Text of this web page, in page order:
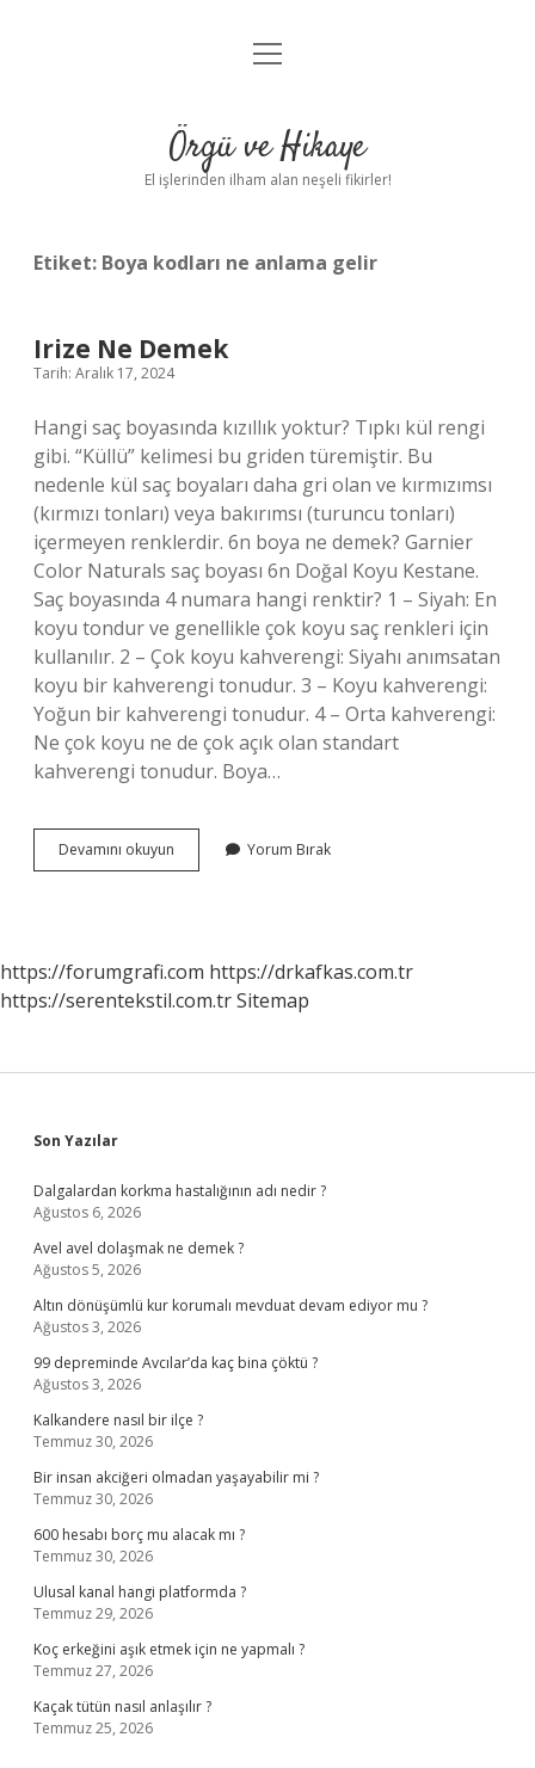
Anasayfa
Yasal Uyarı
menüyü
Örgü ve Hikaye
El işlerinden ilham alan neşeli fikirler!
Etiket: Boya kodları ne anlama gelir
Irize Ne Demek
Tarih: Aralık 17, 2024
Hangi saç boyasında kızıllık yoktur? Tıpkı kül rengi
gibi. “Küllü” kelimesi bu griden türemiştir. Bu
nedenle kül saç boyaları daha gri olan ve kırmızımsı
(kırmızı tonları) veya bakırımsı (turuncu tonları)
içermeyen renklerdir. 6n boya ne demek? Garnier
Color Naturals saç boyası 6n Doğal Koyu Kestane.
Saç boyasında 4 numara hangi renktir? 1 – Siyah: En
koyu tondur ve genellikle çok koyu saç renkleri için
kullanılır. 2 – Çok koyu kahverengi: Siyahı anımsatan
koyu bir kahverengi tonudur. 3 – Koyu kahverengi:
Yoğun bir kahverengi tonudur. 4 – Orta kahverengi:
Ne çok koyu ne de çok açık olan standart
kahverengi tonudur. Boya…
Devamını okuyun
Ne
Yorum Bırak
https://forumgrafi.com https://drkafkas.com.tr
https://serentekstil.com.trSitemap
Sidebar
Son Yazılar
Dalgalardan korkma hastalığının adı nedir ?
Ağustos 6, 2026
Avel avel dolaşmak ne demek ?
Ağustos 5, 2026
Altın dönüşümlü kur korumalı mevduat devam ediyor mu ?
Ağustos 3, 2026
99 depreminde Avcılar’da kaç bina çöktü ?
Ağustos 3, 2026
Kalkandere nasıl bir ilçe ?
Temmuz 30, 2026
Bir insan akciğeri olmadan yaşayabilir mi ?
Temmuz 30, 2026
600 hesabı borç mu alacak mı ?
Temmuz 30, 2026
Ulusal kanal hangi platformda ?
Temmuz 29, 2026
Koç erkeğini aşık etmek için ne yapmalı ?
Temmuz 27, 2026
Kaçak tütün nasıl anlaşılır ?
Temmuz 25, 2026